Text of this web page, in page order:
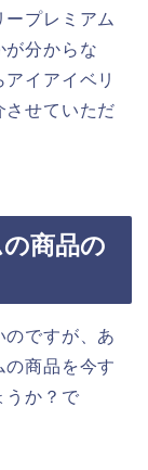
プレミアム
が分からな
イアイベリ
させていただ
商品の
のですが、あ
の商品を今す
うか？で